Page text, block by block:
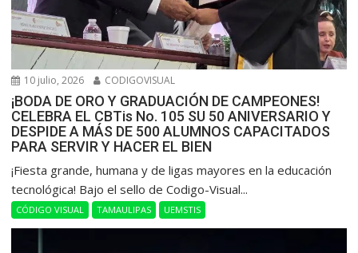
10 julio, 2026 CODIGOVISUAL
¡BODA DE ORO Y GRADUACIÓN DE CAMPEONES!
CELEBRA EL CBTis No. 105 SU 50 ANIVERSARIO Y
DESPIDE A MÁS DE 500 ALUMNOS CAPACITADOS
PARA SERVIR Y HACER EL BIEN
​¡Fiesta grande, humana y de ligas mayores en la educación
tecnológica! Bajo el sello de Codigo-Visual...
CÓDIGO VISUAL TAMAULIPAS UEMSTIS